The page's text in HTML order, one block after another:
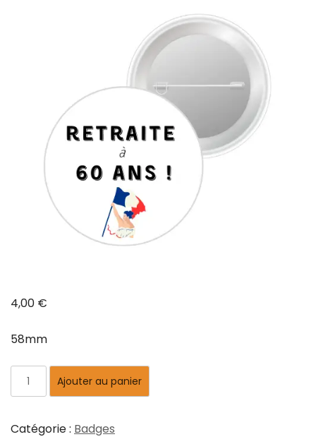
4,00 €
58mm
Ajouter au panier
Catégorie : Badges